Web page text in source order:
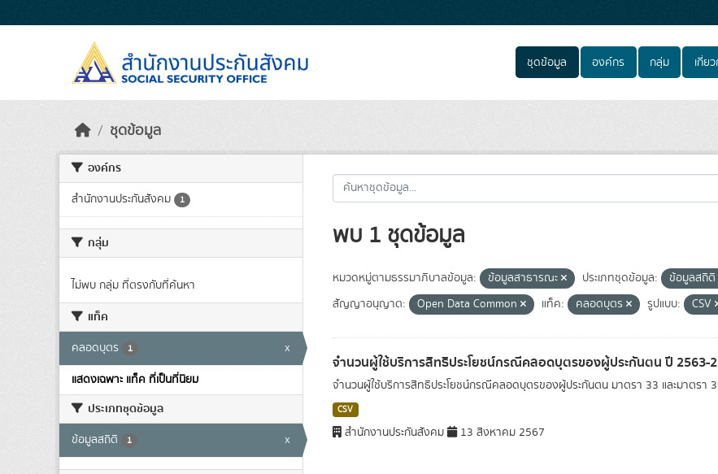
ชุดข้อมูล องค์กร กลุ่ม เกี่ย
ชุดข้อมูล
องค์กร
สำนักงานประกันสังคม 1
กลุ่ม
ไม่พบ กลุ่ม ที่ตรงกับที่ค้นหา
แท็ค
คลอดบุตร 1
x
แสดงเฉพาะ แท็ค ที่เป็นที่นิยม
ประเภทชุดข้อมูล
ข้อมูลสถิติ 1 x
พบ 1 ชุดข้อมูล
หมวดหมู่ตามธรรมาภิบาลข้อมูล: ข้อมูลสาธารณะ ประเภทชุดข้อมูล:
ข้อมูลสถิติ
สัญญาอนุญาต:
Open Data Common แท็ค: คลอดบุตร รูปแบบ: CSV
จำนวนผู้ใช้บริการสิทธิประโยชน์กรณีคลอดบุตรของผู้ประกันตน ปี 2563-
จำนวนผู้ใช้บริการสิทธิประโยชน์กรณีคลอดบุตรของผู้ประกันตน มาตรา 33 และมาตรา
CSV
สำนักงานประกันสังคม 13 สิงหาคม 2567